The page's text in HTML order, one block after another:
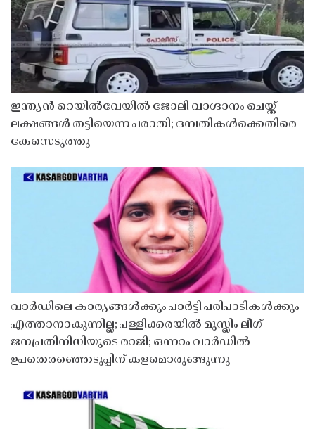
ഇന്ത്യൻ റെയിൽവേയിൽ ജോലി വാഗ്ദാനം ചെയ്ത്
ലക്ഷങ്ങൾ തട്ടിയെന്ന പരാതി; ദമ്പതികൾക്കെതിരെ
കേസെടുത്തു
വാർഡിലെ കാര്യങ്ങൾക്കും പാർട്ടി പരിപാടികൾക്കും
എത്താനാകുന്നില്ല; പള്ളിക്കരയിൽ മുസ്ലിം ലീഗ്
ജനപ്രതിനിധിയുടെ രാജി; ഒന്നാം വാർഡിൽ
ഉപതെരഞ്ഞെടുപ്പിന് കളമൊരുങ്ങുന്നു